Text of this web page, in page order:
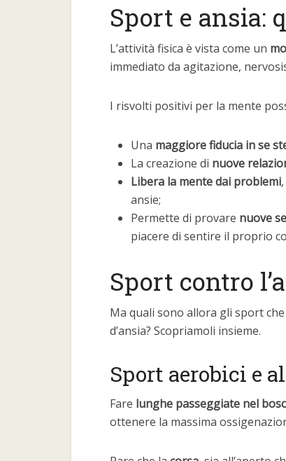
Sport e ansia:
L’attività fisica è vista come un
immediato da agitazione,
I risvolti positivi per la mente
Una maggiore fiducia in se
La creazione di nuove
Libera la mente dai problemi
ansie;
Permette di provare nuove
piacere di sentire il proprio
Sport contro
Ma quali sono allora gli sport
d’ansia? Scopriamoli insieme.
Sport aerobici e
Fare lunghe passeggiate nel
ottenere la massima